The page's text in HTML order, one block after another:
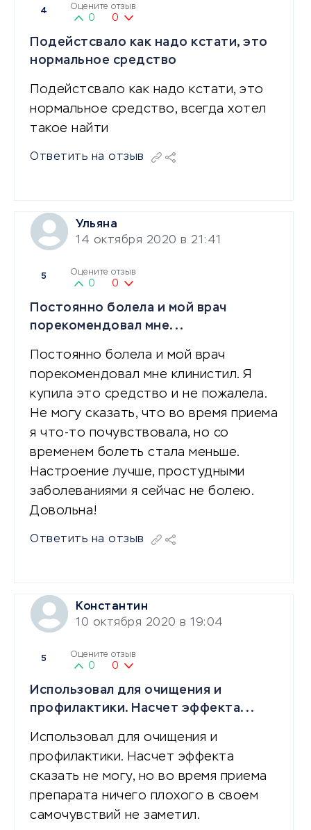
4 Оцените отзыв
0 0
Подейстсвало как надо кстати, это
нормальное средство
Подейстсвало как надо кстати, это
нормальное средство, всегда хотел
такое найти
Ответить на отзыв
Ульяна
14 октября 2020 в 21:41
5 Оцените отзыв
0 0
Постоянно болела и мой врач
порекомендовал мне...
Постоянно болела и мой врач
порекомендовал мне клинистил. Я
купила это средство и не пожалела.
Не могу сказать, что во время приема
я что-то почувствовала, но со
временем болеть стала меньше.
Настроение лучше, простудными
заболеваниями я сейчас не болею.
Довольна!
Ответить на отзыв
Константин
10 октября 2020 в 19:04
5 Оцените отзыв
0 0
Использовал для очищения и
профилактики. Насчет эффекта...
Использовал для очищения и
профилактики. Насчет эффекта
сказать не могу, но во время приема
препарата ничего плохого в своем
самочувствий не заметил.